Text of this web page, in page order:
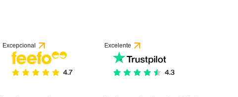
Excepcional Excelente